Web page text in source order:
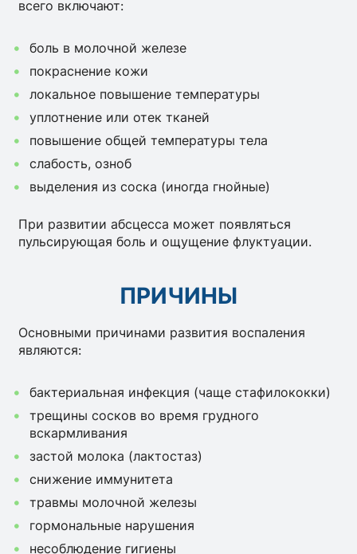
всего включают:
боль в молочной железе
покраснение кожи
локальное повышение температуры
уплотнение или отек тканей
повышение общей температуры тела
слабость, озноб
выделения из соска (иногда гнойные)
При развитии абсцесса может появляться
пульсирующая боль и ощущение флуктуации.
ПРИЧИНЫ
Основными причинами развития воспаления
являются:
бактериальная инфекция (чаще стафилококки)
трещины сосков во время грудного
вскармливания
застой молока (лактостаз)
снижение иммунитета
травмы молочной железы
гормональные нарушения
несоблюдение гигиены